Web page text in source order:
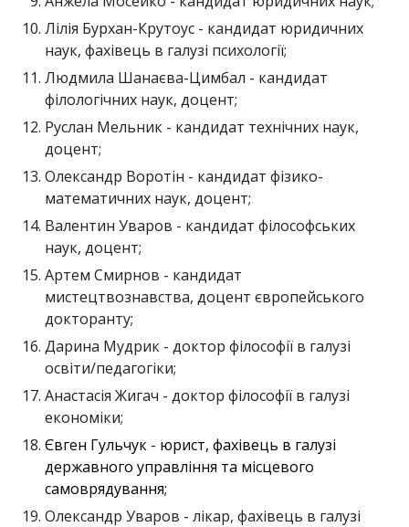
Лілія Бурхан-Крутоус - кандидат юридичних
наук, фахівець в галузі психології;
Людмила Шанаєва-Цимбал - кандидат
філологічних наук, доцент;
Руслан Мельник - кандидат технічних наук,
доцент;
Олександр Воротін - кандидат фізико-
математичних наук, доцент;
Валентин Уваров - кандидат філософських
наук, доцент;
Артем Смирнов - кандидат
мистецтвознавства, доцент європейського
докторанту;
Дарина Мудрик - доктор філософії в галузі
освіти/педагогіки;
Анастасія Жигач - доктор філософії в галузі
економіки;
Євген Гульчук - юрист, фахівець в галузі
державного управління та місцевого
самоврядування;
Олександр Уваров - лікар, фахівець в галузі